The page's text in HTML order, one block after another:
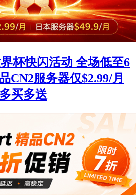
杯快闪活动 全场低至6
CN2服务器仅$2.99/月
买多送